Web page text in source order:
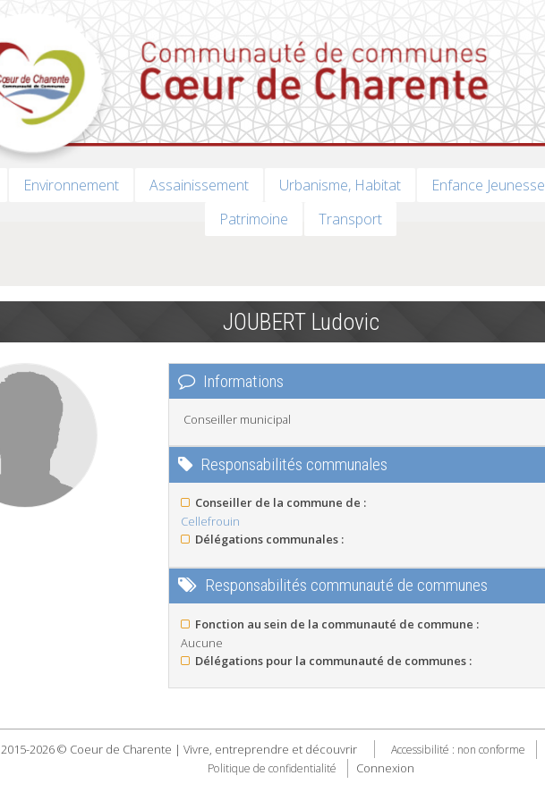
Environnement Assainissement Urbanisme, Habitat Enfance Jeunesse
Patrimoine
Transport
JOUBERT Ludovic
Informations
Conseiller municipal
Responsabilités communales
Conseiller de la commune de :
Cellefrouin
Délégations communales :
Responsabilités communauté de communes
Fonction au sein de la communauté de commune :
Aucune
Délégations pour la communauté de communes :
2015-2026 © Coeur de Charente | Vivre, entreprendre et découvrir Accessibilité : non conforme
Politique de confidentialité
Connexion